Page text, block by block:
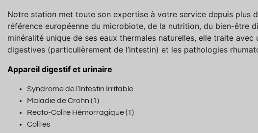
Notre station met toute son expertise à votre service depuis plus
référence européenne du microbiote, de la nutrition, du bien-être
minéralité unique de ses eaux thermales naturelles, elle traite
digestives (particulièrement de l’intestin) et les pathologies
Appareil digestif et urinaire
Syndrome de l’Intestin Irritable
Maladie de Crohn (1)
Recto-Colite Hémorragique (1)
Colites